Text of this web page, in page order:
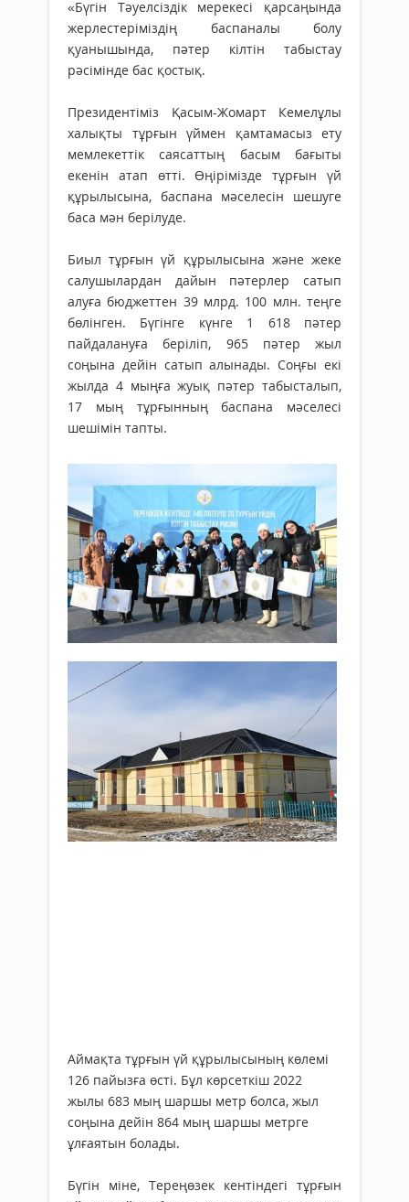
«Бүгін Тәуелсіздік мерекесі қарсаңында
жерлестеріміздің баспаналы болу
қуанышында, пәтер кілтін табыстау
рәсімінде бас қостық.
Президентіміз Қасым-Жомарт Кемелұлы
халықты тұрғын үймен қамтамасыз ету
мемлекеттік саясаттың басым бағыты
екенін атап өтті. Өңірімізде тұрғын үй
құрылысына, баспана мәселесін шешуге
баса мән берілуде.
Биыл тұрғын үй құрылысына және жеке
салушылардан дайын пәтерлер сатып
алуға бюджеттен 39 млрд. 100 млн. теңге
бөлінген. Бүгінге күнге 1 618 пәтер
пайдалануға беріліп, 965 пәтер жыл
соңына дейін сатып алынады. Соңғы екі
жылда 4 мыңға жуық пәтер табысталып,
17 мың тұрғынның баспана мәселесі
шешімін тапты.
Аймақта тұрғын үй құрылысының көлемі
126 пайызға өсті. Бұл көрсеткіш 2022
жылы 683 мың шаршы метр болса, жыл
соңына дейін 864 мың шаршы метрге
ұлғаятын болады.
Бүгін міне, Тереңөзек кентіндегі тұрғын